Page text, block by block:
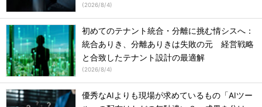
(2026/8/4)
初めてのテナント統合・分離に挑む情シスへ：
統合ありき、分離ありきは失敗の元 経営戦略
と合致したテナント設計の最適解
(2026/8/4)
優秀なAIよりも現場が求めているもの「AIツー